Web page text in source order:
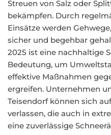
Streuen von Salz oder
bekämpfen. Durch
Einsätze werden
sicher und begehbar
2025 ist eine nachhaltige
Bedeutung, um
effektive Maßnahmen
ergreifen. Unternehmen
Teisendorf können sich
verlassen, die auch in
eine zuverlässige